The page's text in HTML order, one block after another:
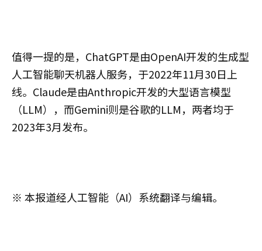
值得一提的是，ChatGPT是由OpenAI开发的生成型
人工智能聊天机器人服务，于2022年11月30日上
线。Claude是由Anthropic开发的大型语言模型
（LLM），而Gemini则是谷歌的LLM，两者均于
2023年3月发布。
※ 本报道经人工智能（AI）系统翻译与编辑。